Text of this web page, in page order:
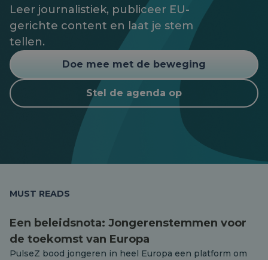
Leer journalistiek, publiceer EU-
gerichte content en laat je stem
tellen.
Doe mee met de beweging
Stel de agenda op
MUST READS
Een beleidsnota: Jongerenstemmen voor
de toekomst van Europa
PulseZ bood jongeren in heel Europa een platform om